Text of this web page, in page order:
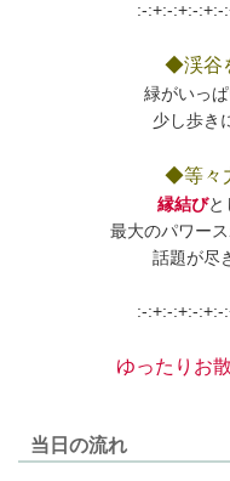
:-:+:-:+:-:+:-
◆渓谷
緑がいっ
少し歩き
◆等々
縁結びと
最大のパワー
話題が尽
:-:+:-:+:-:+:-
ゆったりお
当日の流れ